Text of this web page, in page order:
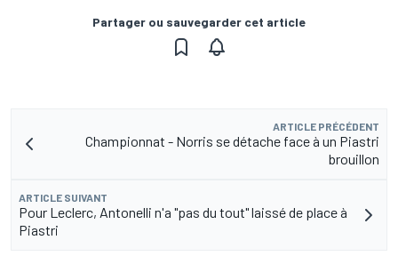
Partager ou sauvegarder cet article
ARTICLE PRÉCÉDENT
Championnat - Norris se détache face à un Piastri
brouillon
ARTICLE SUIVANT
Pour Leclerc, Antonelli n'a "pas du tout" laissé de place à
Piastri